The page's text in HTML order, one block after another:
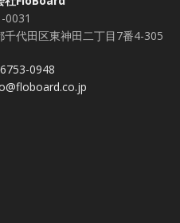
0031
千代田区東神田二丁目7番4-305
0948